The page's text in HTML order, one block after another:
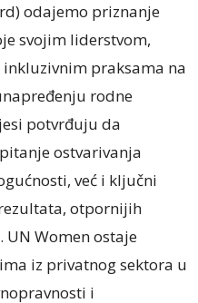
odajemo priznanje
svojim liderstvom,
praksama na
rodne
potvrđuju da
ostvarivanja
već i ključni
otpornijih
UN Women ostaje
iz privatnog sektora u
i